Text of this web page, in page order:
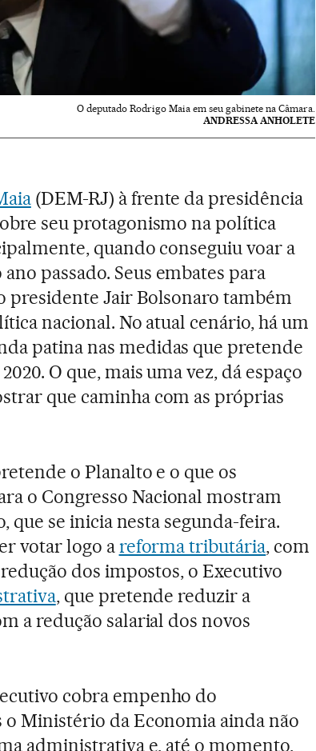
O deputado Rodrigo Maia em seu gabinete na Câmara.
ANDRESSA ANHOLETE
(DEM-RJ) à frente da presidência
seu protagonismo na política
quando conseguiu voar a
passado. Seus embates para
Jair Bolsonaro também
nacional. No atual cenário, há um
patina nas medidas que pretende
O que, mais uma vez, dá espaço
que caminha com as próprias
o Planalto e o que os
o Congresso Nacional mostram
que se inicia nesta segunda-feira.
votar logo areforma tributária, com
dos impostos, o Executivo
, que pretende reduzir a
a redução salarial dos novos
cobra empenho do
o Ministério da Economia ainda não
administrativa e, até o momento,